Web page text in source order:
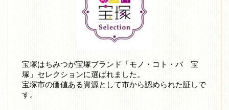
宝塚はちみつが宝塚ブランド「モノ・コト・バ 宝
塚」セレクションに選ばれました。
宝塚市の価値ある資源として市から認められた証しで
す。